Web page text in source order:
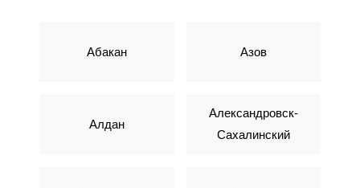
Абакан Азов
Алдан
Александровск-
Сахалинский